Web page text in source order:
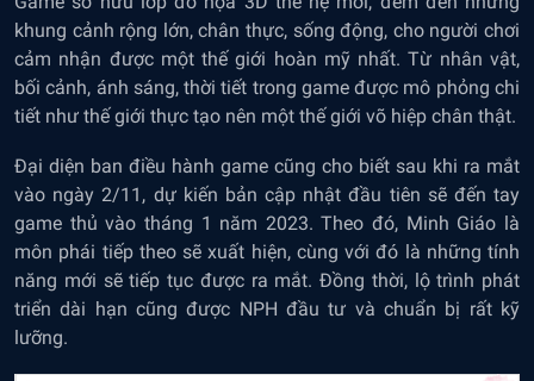
khung cảnh rộng lớn, chân thực, sống động, cho người chơi
cảm nhận được một thế giới hoàn mỹ nhất. Từ nhân vật,
bối cảnh, ánh sáng, thời tiết trong game được mô phỏng chi
tiết như thế giới thực tạo nên một thế giới võ hiệp chân thật.
Đại diện ban điều hành game cũng cho biết sau khi ra mắt
vào ngày 2/11, dự kiến bản cập nhật đầu tiên sẽ đến tay
game thủ vào tháng 1 năm 2023. Theo đó, Minh Giáo là
môn phái tiếp theo sẽ xuất hiện, cùng với đó là những tính
năng mới sẽ tiếp tục được ra mắt. Đồng thời, lộ trình phát
triển dài hạn cũng được NPH đầu tư và chuẩn bị rất kỹ
lưỡng.